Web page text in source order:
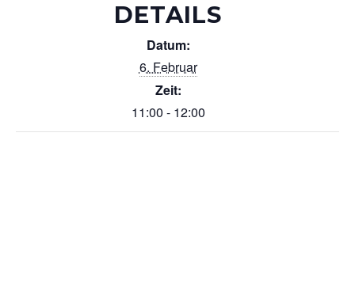
DETAILS
Datum:
6. Februar
Zeit:
11:00 - 12:00